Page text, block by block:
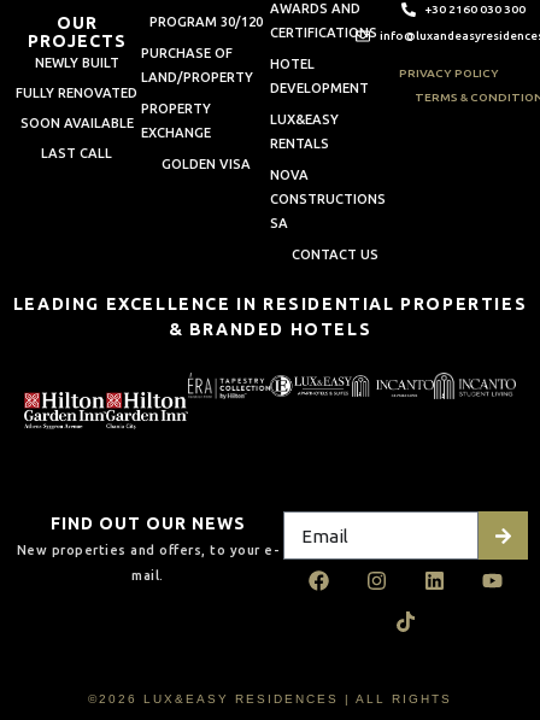
OUR
PROJECTS
NEWLY BUILT
FULLY RENOVATED
SOON AVAILABLE
LAST CALL
PROGRAM 30/120
PURCHASE OF
LAND/PROPERTY
PROPERTY
EXCHANGE
GOLDEN VISA
AWARDS AND
CERTIFICATIONS
HOTEL
DEVELOPMENT
LUX&EASY
RENTALS
NOVA
CONSTRUCTIONS
SA
CONTACT US
+30 2160 030 300
PRIVACY POLICY
TERMS &
LEADING EXCELLENCE IN RESIDENTIAL PROPERTIES
& BRANDED HOTELS
FIND OUT OUR NEWS
New properties and offers, to your e-
mail.
©2026 LUX&EASY RESIDENCES | ALL RIGHTS